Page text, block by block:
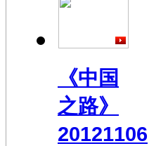
《中国
之路》
20121106